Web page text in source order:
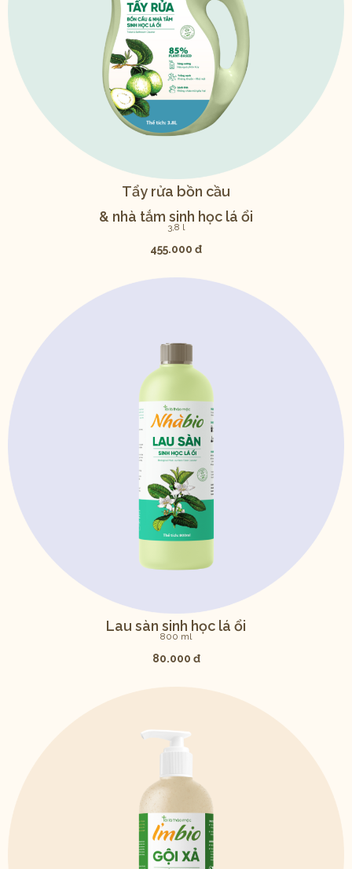
Tẩy rửa bồn cầu
& nhà tắm sinh học lá ổi
3,8 l
455.000 đ
Lau sàn sinh học lá ổi
800 ml
80.000 đ